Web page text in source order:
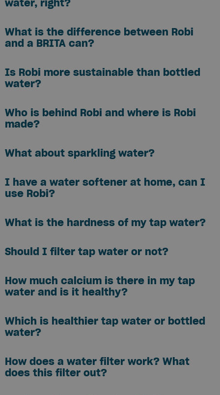
water, right?
What is the difference between Robi
and a BRITA can?
Is Robi more sustainable than bottled
water?
Who is behind Robi and where is Robi
made?
What about sparkling water?
I have a water softener at home, can I
use Robi?
What is the hardness of my tap water?
Should I filter tap water or not?
How much calcium is there in my tap
water and is it healthy?
Which is healthier tap water or bottled
water?
How does a water filter work? What
does this filter out?